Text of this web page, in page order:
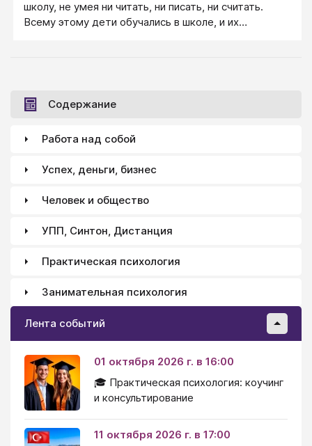
школу, не умея ни читать, ни писать, ни считать.
Всему этому дети обучались в школе, и их
Содержание
Работа над собой
Успех, деньги, бизнес
Человек и общество
УПП, Синтон, Дистанция
Практическая психология
Занимательная психология
Лента событий
01 октября 2026 г. в 16:00
🎓 Практическая психология: коучинг
и консультирование
11 октября 2026 г. в 17:00